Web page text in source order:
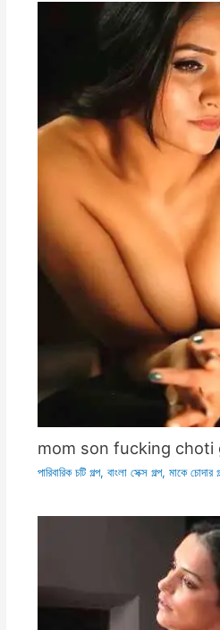
mom son fucking choti
পারিবারিক চটি গল্প, বাংলা সেক্স গল্প, মাকে চোদার